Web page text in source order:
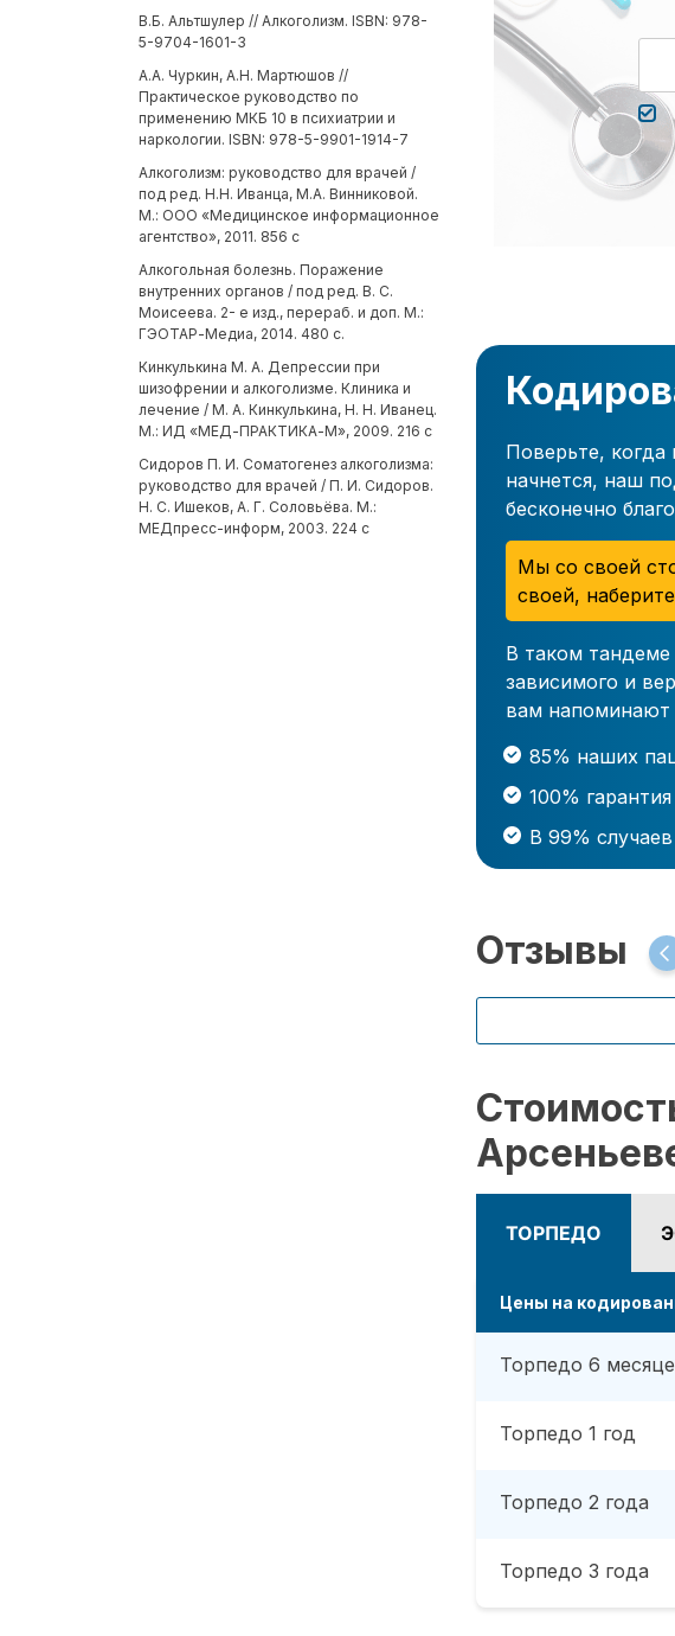
В.Б. Альтшулер // Алкоголизм. ISBN: 978-
5-9704-1601-3
А.А. Чуркин, А.Н. Мартюшов //
Практическое руководство по
применению МКБ 10 в психиатрии и
наркологии. ISBN: 978-5-9901-1914-7
Алкоголизм: руководство для врачей /
под ред. Н.Н. Иванца, М.А. Винниковой.
М.: ООО «Медицинское информационное
агентство», 2011. 856 с
Алкогольная болезнь. Поражение
внутренних органов / под ред. В. С.
Моисеева. 2- е изд., перераб. и доп. М.:
ГЭОТАР-Медиа, 2014. 480 с.
Кинкулькина М. А. Депрессии при
шизофрении и алкоголизме. Клиника и
лечение / М. А. Кинкулькина, Н. Н. Иванец.
М.: ИД «МЕД-ПРАКТИКА-М», 2009. 216 с
Сидоров П. И. Соматогенез алкоголизма:
руководство для врачей / П. И. Сидоров.
Н. С. Ишеков, А. Г. Соловьёва. М.:
МЕДпресс-информ, 2003. 224 с
Поверьте,
начнется, наш
бесконечно
Мы со своей
своей,
В таком
зависимого и
вам напоминают
85% наших
100%
В 99%
Отзывы
ТОРПЕДО
Цены на
Торпедо 6
Торпедо 1 год
Торпедо 2 года
Торпедо 3 года